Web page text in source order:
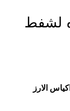
لشفط
الارز